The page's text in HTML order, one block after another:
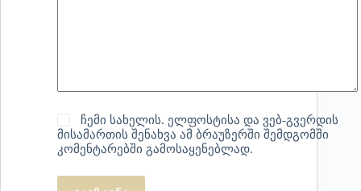
ჩემი სახელის. ელფოსტისა და ვებ-გვერდის
მისამართის შენახვა ამ ბრაუზერში შემდგომში
კომენტარებში გამოსაყენებლად.